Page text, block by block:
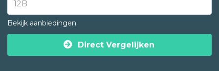
Bekijk aanbiedingen
Direct Vergelijken